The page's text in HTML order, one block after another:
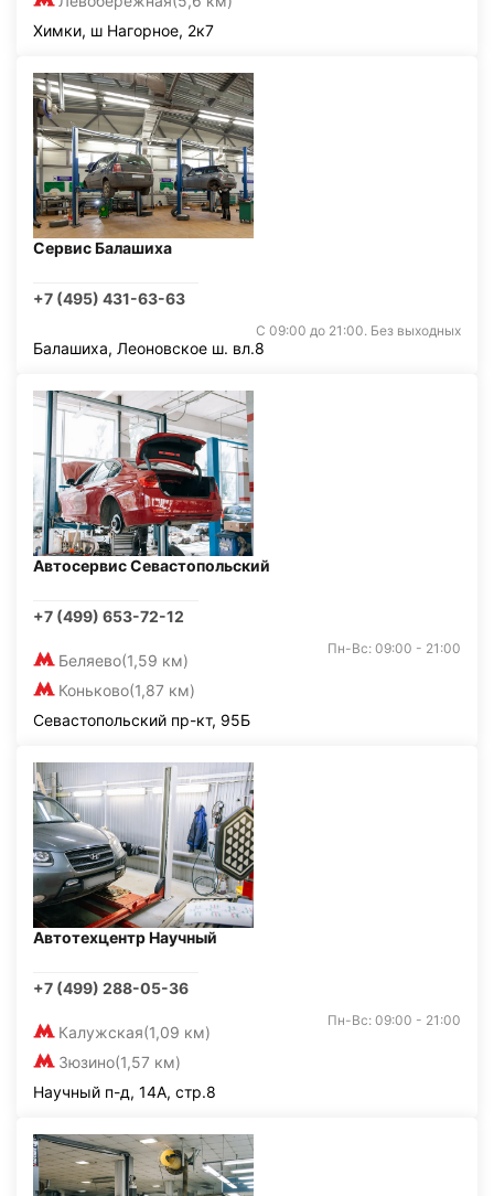
Химки, ш Нагорное, 2к7
Сервис Балашиха
+7 (495) 431-63-63
С 09:00 до 21:00. Без выходных
Балашиха, Леоновское ш. вл.8
Автосервис Севастопольский
+7 (499) 653-72-12
Беляево(1,59 км)
Коньково(1,87 км)
Пн-Вс: 09:00 - 21:00
Севастопольский пр-кт, 95Б
Автотехцентр Научный
+7 (499) 288-05-36
Калужская(1,09 км)
Зюзино(1,57 км)
Пн-Вс: 09:00 - 21:00
Научный п-д, 14А, стр.8